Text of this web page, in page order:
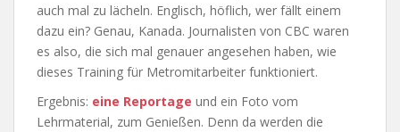
auch mal zu lächeln. Englisch, höflich, wer fällt einem
dazu ein? Genau, Kanada. Journalisten von CBC waren
es also, die sich mal genauer angesehen haben, wie
dieses Training für Metromitarbeiter funktioniert.
Ergebnis: eine Reportage und ein Foto vom
Lehrmaterial, zum Genießen. Denn da werden die